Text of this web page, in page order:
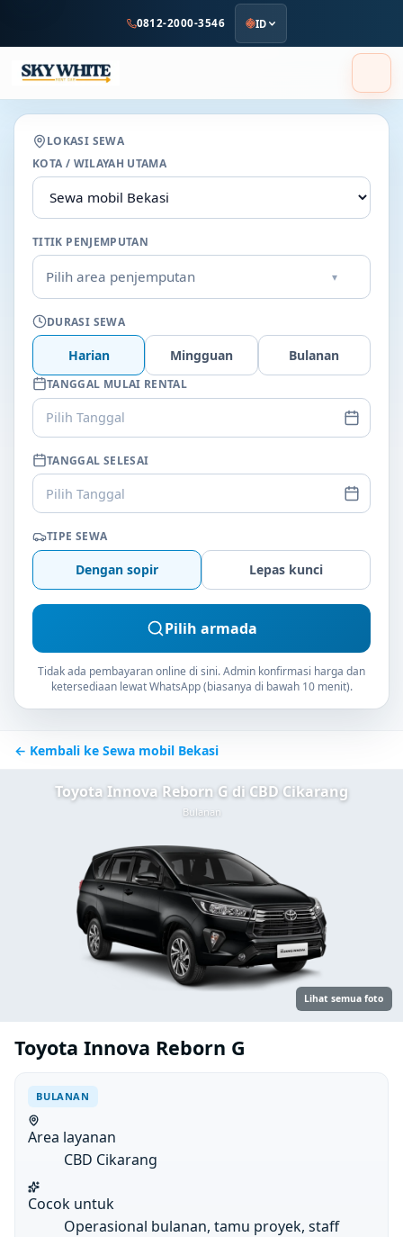
utama
0812-2000-3546 ID
LOKASI SEWA
KOTA / WILAYAH UTAMA
TITIK PENJEMPUTAN
Pilih area penjemputan ▾
DURASI SEWA
Harian Mingguan Bulanan
TANGGAL MULAI RENTAL
Pilih Tanggal
TANGGAL SELESAI
Pilih Tanggal
TIPE SEWA
Dengan sopir Lepas kunci
Pilih armada
Tidak ada pembayaran online di sini. Admin konfirmasi harga dan
ketersediaan lewat WhatsApp (biasanya di bawah 10 menit).
← Kembali ke Sewa mobil Bekasi
Toyota Innova Reborn G di CBD Cikarang
Bulanan
Lihat semua foto
Toyota Innova Reborn G
BULANAN
Area layanan
CBD Cikarang
Cocok untuk
Operasional bulanan, tamu proyek, staff